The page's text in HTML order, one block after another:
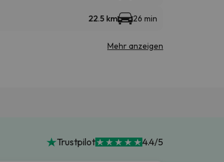
22.5 km 26 min
Mehr anzeigen
Trustpilot 4.4/5